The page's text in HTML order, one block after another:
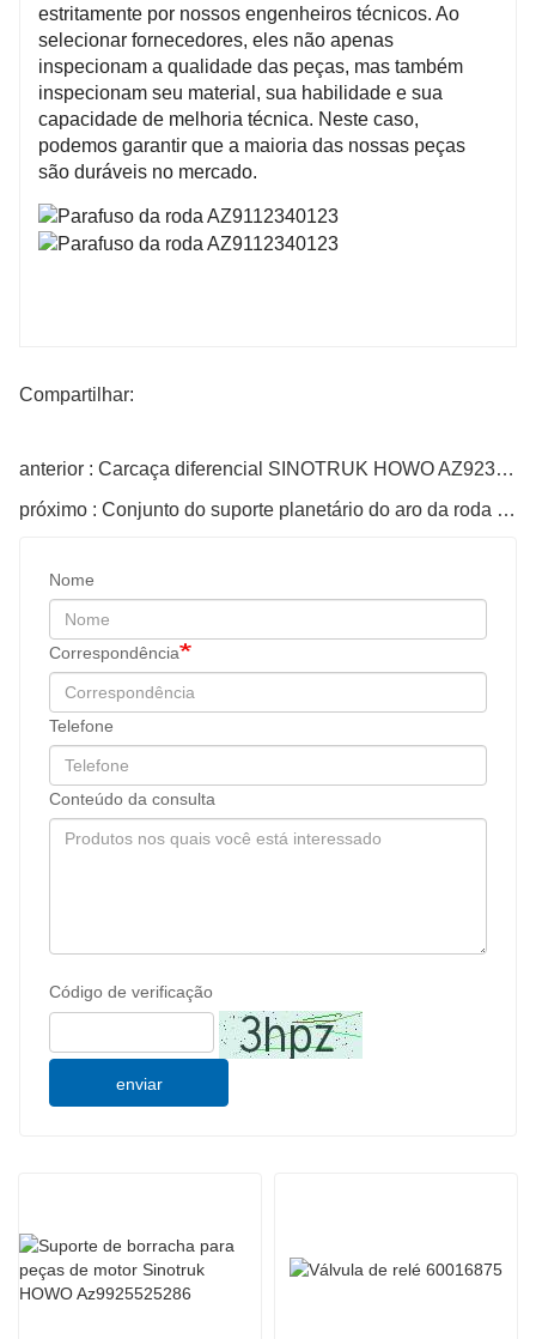
estritamente por nossos engenheiros técnicos. Ao
selecionar fornecedores, eles não apenas
inspecionam a qualidade das peças, mas também
inspecionam seu material, sua habilidade e sua
capacidade de melhoria técnica. Neste caso,
podemos garantir que a maioria das nossas peças
são duráveis ​​no mercado.
Compartilhar:
anterior : Carcaça diferencial SINOTRUK HOWO AZ9231320271
próximo : Conjunto do suporte planetário do aro da roda Número da peça AZ9231340329
Nome
Correspondência
Telefone
Conteúdo da consulta
Código de verificação
enviar